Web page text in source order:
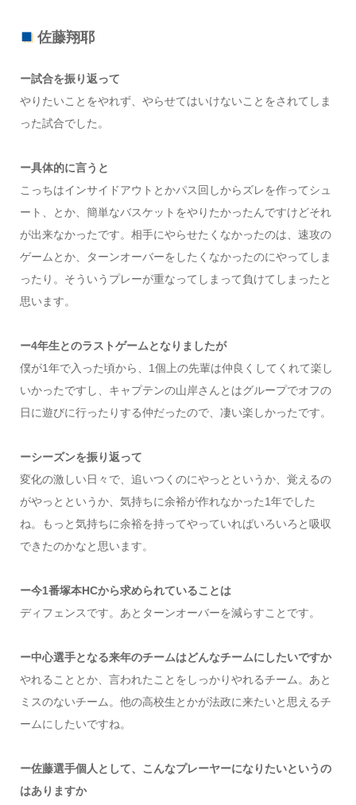
佐藤翔耶
ー試合を振り返って
やりたいことをやれず、やらせてはいけないことをされてしま
った試合でした。
ー具体的に言うと
こっちはインサイドアウトとかパス回しからズレを作ってシュ
ート、とか、簡単なバスケットをやりたかったんですけどそれ
が出来なかったです。相手にやらせたくなかったのは、速攻の
ゲームとか、ターンオーバーをしたくなかったのにやってしま
ったり。そういうプレーが重なってしまって負けてしまったと
思います。
ー4年生とのラストゲームとなりましたが
僕が1年で入った頃から、1個上の先輩は仲良くしてくれて楽し
いかったですし、キャプテンの山岸さんとはグループでオフの
日に遊びに行ったりする仲だったので、凄い楽しかったです。
ーシーズンを振り返って
変化の激しい日々で、追いつくのにやっとというか、覚えるの
がやっとというか、気持ちに余裕が作れなかった1年でした
ね。もっと気持ちに余裕を持ってやっていればいろいろと吸収
できたのかなと思います。
ー今1番塚本HCから求められていることは
ディフェンスです。あとターンオーバーを減らすことです。
ー中心選手となる来年のチームはどんなチームにしたいですか
やれることとか、言われたことをしっかりやれるチーム。あと
ミスのないチーム。他の高校生とかが法政に来たいと思えるチ
ームにしたいですね。
ー佐藤選手個人として、こんなプレーヤーになりたいというの
はありますか